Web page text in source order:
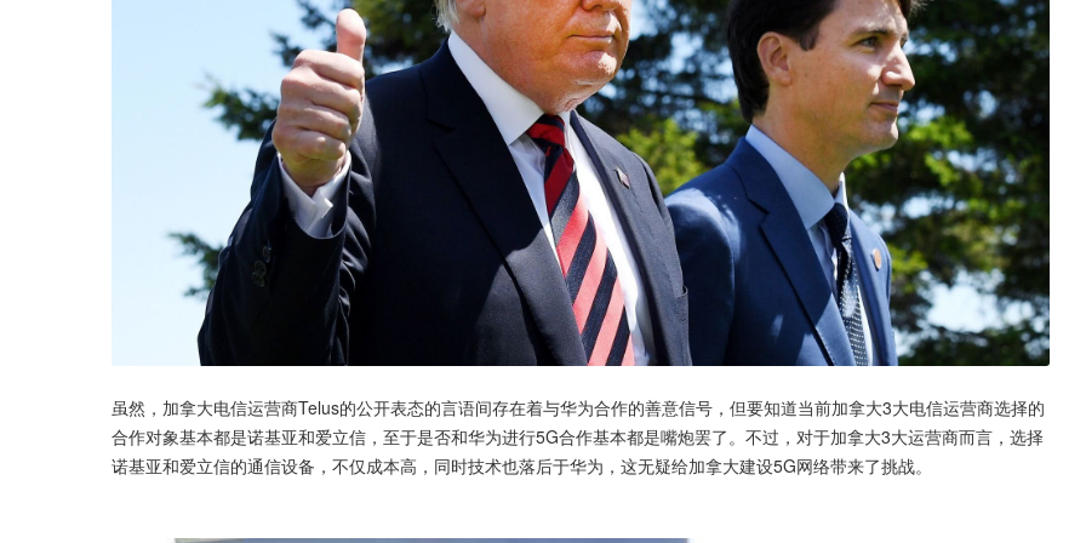
虽然，加拿大电信运营商Telus的公开表态的言语间存在着与华为合作的善意信号，但要知道当前加拿大3大电信运营商选择的
合作对象基本都是诺基亚和爱立信，至于是否和华为进行5G合作基本都是嘴炮罢了。不过，对于加拿大3大运营商而言，选择
诺基亚和爱立信的通信设备，不仅成本高，同时技术也落后于华为，这无疑给加拿大建设5G网络带来了挑战。